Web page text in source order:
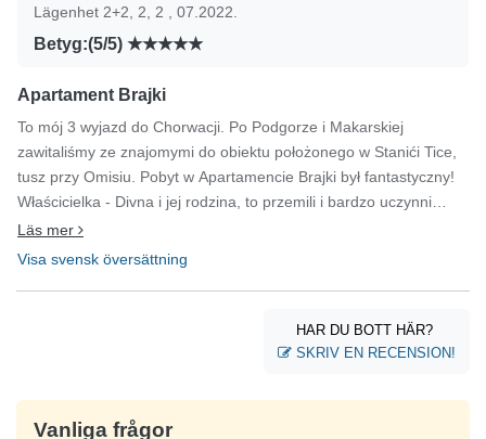
Lägenhet 2+2, 2, 2 , 07.2022.
Betyg:(5/5)
Apartament Brajki
To mój 3 wyjazd do Chorwacji. Po Podgorze i Makarskiej
zawitaliśmy ze znajomymi do obiektu położonego w Stanići Tice,
tusz przy Omisiu. Pobyt w Apartamencie Brajki był fantastyczny!
Właścicielka - Divna i jej rodzina, to przemili i bardzo uczynni
ludzie. Obiekt był bardzo czysty, wyposażony we wszystko, co
może być potrzebne podczas pobytu. Czuliśmy się jak we
i tak najwyższej oceny jaką trzeba wystawić temu obiektowi. W
pobliżu sklepiki, restauracje i wspaniałe plaże. Polecam ten obiekt
Läs mer
Visa svensk översättning
HAR DU BOTT HÄR?
SKRIV EN RECENSION!
Vanliga frågor